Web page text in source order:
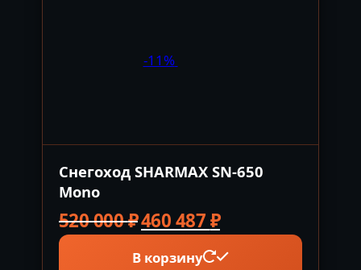
-11%
Снегоход SHARMAX SN-650
Mono
520 000₽ Первоначальная
цена
составляла
460 487₽Текущая
цена:
460
В корзину